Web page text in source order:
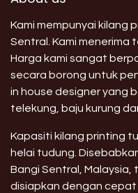
Kami mempunyai kilang
Sentral. Kami menerima
Harga kami sangat
secara borong untuk
in house designer yang
telekung, baju kurung
Kapasiti kilang printing
helai tudung.
Bangi Sentral,
disiapkan dengan cepat